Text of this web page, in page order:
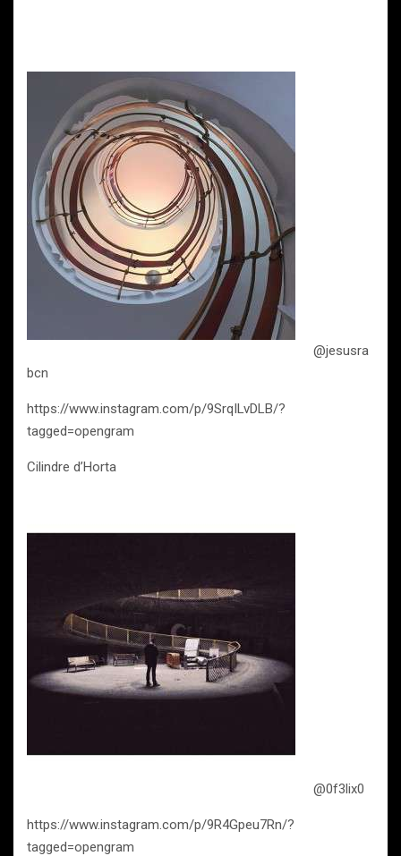
@jesusra
bcn
https://www.instagram.com/p/9SrqILvDLB/?
tagged=opengram
Cilindre d’Horta
@0f3lix0
https://www.instagram.com/p/9R4Gpeu7Rn/?
tagged=opengram